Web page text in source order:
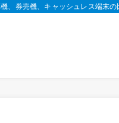
、券売機、キャッシュレス端末